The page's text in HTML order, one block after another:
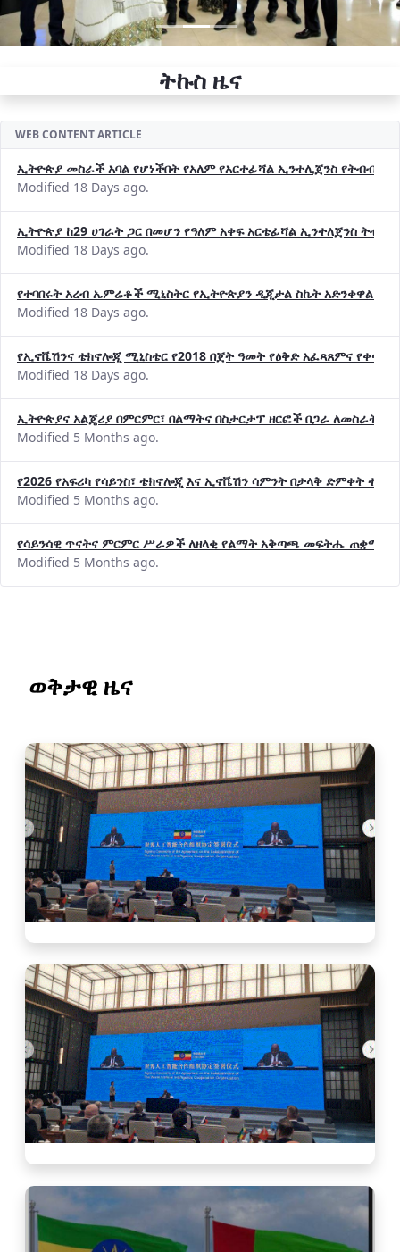
ትኩስ ዜና
WEB CONTENT ARTICLE
ኢትዮጵያ መስራች አባል የሆነችበት የአለም የአርተፊሻል ኢንተሊጀንስ የትብብር
Modified 18 Days ago.
ኢትዮጵያ ከ29 ሀገራት ጋር በመሆን የዓለም አቀፍ አርቴፊሻል ኢንተለጀንስ
Modified 18 Days ago.
የተባበሩት አረብ ኤምሬቶች ሚኒስትር የኢትዮጵያን ዲጂታል ስኬት አድንቀዋል
Modified 18 Days ago.
የኢኖቬሽንና ቴክኖሎጂ ሚኒስቴር የ2018 በጀት ዓመት የዕቅድ አፈጻጸምና
Modified 18 Days ago.
ኢትዮጵያና አልጄሪያ በምርምር፣ በልማትና በስታርታፕ ዘርፎች በጋራ ለመስራት
Modified 5 Months ago.
የ2026 የአፍሪካ የሳይንስ፣ ቴክኖሎጂ እና ኢኖቬሽን ሳምንት በታላቅ ድምቀት
Modified 5 Months ago.
የሳይንሳዊ ጥናትና ምርምር ሥራዎች ለዘላቂ የልማት አቅጣጫ መፍትሔ ጠቋሚ
Modified 5 Months ago.
ወቅታዊ ዜና